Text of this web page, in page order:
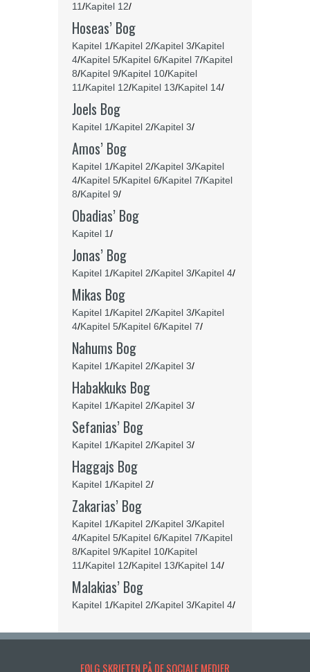
11/Kapitel 12/
Hoseas’ Bog
Kapitel 1/Kapitel 2/Kapitel 3/Kapitel
4/Kapitel 5/Kapitel 6/Kapitel 7/Kapitel
8/Kapitel 9/Kapitel 10/Kapitel
11/Kapitel 12/Kapitel 13/Kapitel 14/
Joels Bog
Kapitel 1/Kapitel 2/Kapitel 3/
Amos’ Bog
Kapitel 1/Kapitel 2/Kapitel 3/Kapitel
4/Kapitel 5/Kapitel 6/Kapitel 7/Kapitel
8/Kapitel 9/
Obadias’ Bog
Kapitel 1/
Jonas’ Bog
Kapitel 1/Kapitel 2/Kapitel 3/Kapitel 4/
Mikas Bog
Kapitel 1/Kapitel 2/Kapitel 3/Kapitel
4/Kapitel 5/Kapitel 6/Kapitel 7/
Nahums Bog
Kapitel 1/Kapitel 2/Kapitel 3/
Habakkuks Bog
Kapitel 1/Kapitel 2/Kapitel 3/
Sefanias’ Bog
Kapitel 1/Kapitel 2/Kapitel 3/
Haggajs Bog
Kapitel 1/Kapitel 2/
Zakarias’ Bog
Kapitel 1/Kapitel 2/Kapitel 3/Kapitel
4/Kapitel 5/Kapitel 6/Kapitel 7/Kapitel
8/Kapitel 9/Kapitel 10/Kapitel
11/Kapitel 12/Kapitel 13/Kapitel 14/
Malakias’ Bog
Kapitel 1/Kapitel 2/Kapitel 3/Kapitel 4/
FØLG SKRIFTEN PÅ DE SOCIALE MEDIER